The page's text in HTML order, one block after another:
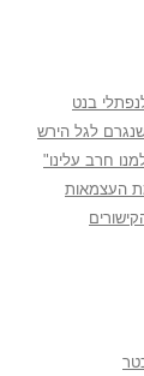
בנט
שנגרם לגל הירש
העצמאות